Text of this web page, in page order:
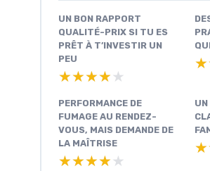
UN BON RAPPORT
QUALITÉ-PRIX SI TU ES
PRÊT À T’INVESTIR UN
PEU
★★★★★
★★★★★
PERFORMANCE DE
FUMAGE AU RENDEZ-
VOUS, MAIS DEMANDE DE
LA MAÎTRISE
★★★★★
★★★★★